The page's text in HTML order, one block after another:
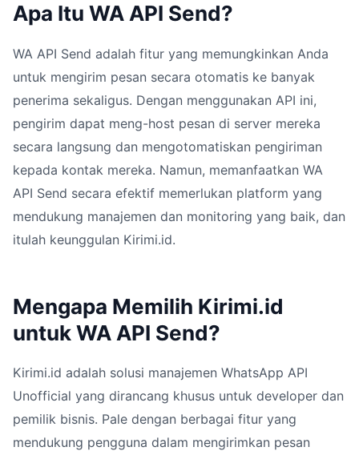
Apa Itu WA API Send?
WA API Send adalah fitur yang memungkinkan Anda
untuk mengirim pesan secara otomatis ke banyak
penerima sekaligus. Dengan menggunakan API ini,
pengirim dapat meng-host pesan di server mereka
secara langsung dan mengotomatiskan pengiriman
kepada kontak mereka. Namun, memanfaatkan WA
API Send secara efektif memerlukan platform yang
mendukung manajemen dan monitoring yang baik, dan
itulah keunggulan Kirimi.id.
Mengapa Memilih Kirimi.id
untuk WA API Send?
Kirimi.id adalah solusi manajemen WhatsApp API
Unofficial yang dirancang khusus untuk developer dan
pemilik bisnis. Pale dengan berbagai fitur yang
mendukung pengguna dalam mengirimkan pesan